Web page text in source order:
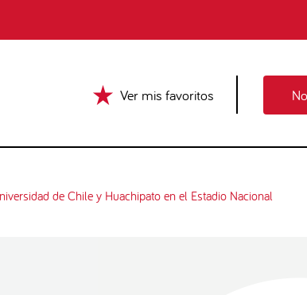
Ver mis favoritos
de Chile y Huachipato en el Estadio Nacional